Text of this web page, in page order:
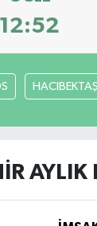
12:52
HACIBEKTAŞ